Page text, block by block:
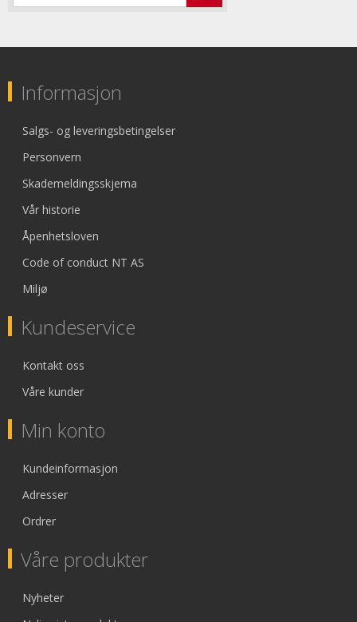
Informasjon
Salgs- og leveringsbetingelser
Personvern
Skademeldingsskjema
Vår historie
Åpenhetsloven
Code of conduct NT AS
Miljø
Kundeservice
Kontakt oss
Våre kunder
Min konto
Kundeinformasjon
Adresser
Ordrer
Våre produkter
Nyheter